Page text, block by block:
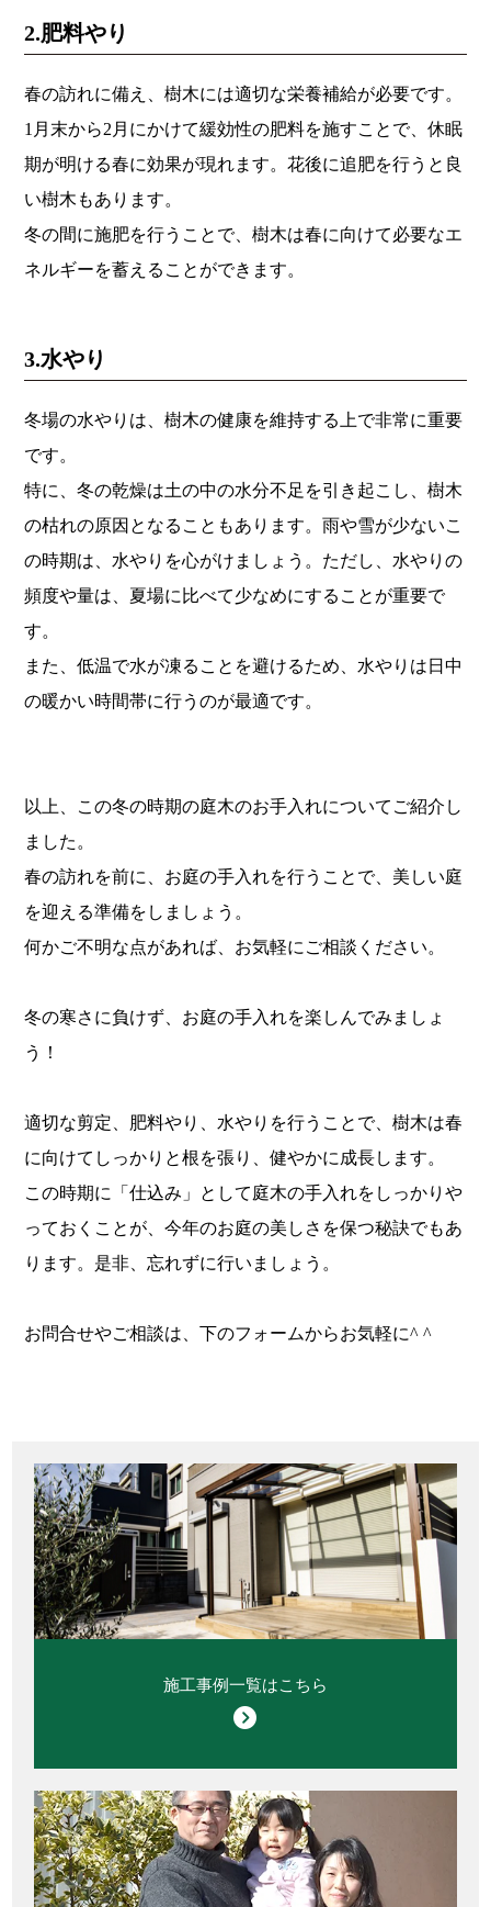
2.肥料やり
春の訪れに備え、樹木には適切な栄養補給が必要です。
1月末から2月にかけて緩効性の肥料を施すことで、休眠
期が明ける春に効果が現れます。花後に追肥を行うと良
い樹木もあります。
冬の間に施肥を行うことで、樹木は春に向けて必要なエ
ネルギーを蓄えることができます。
3.水やり
冬場の水やりは、樹木の健康を維持する上で非常に重要
です。
特に、冬の乾燥は土の中の水分不足を引き起こし、樹木
の枯れの原因となることもあります。雨や雪が少ないこ
の時期は、水やりを心がけましょう。ただし、水やりの
頻度や量は、夏場に比べて少なめにすることが重要で
す。
また、低温で水が凍ることを避けるため、水やりは日中
の暖かい時間帯に行うのが最適です。
以上、この冬の時期の庭木のお手入れについてご紹介し
ました。
春の訪れを前に、お庭の手入れを行うことで、美しい庭
を迎える準備をしましょう。
何かご不明な点があれば、お気軽にご相談ください。
冬の寒さに負けず、お庭の手入れを楽しんでみましょ
う！
適切な剪定、肥料やり、水やりを行うことで、樹木は春
に向けてしっかりと根を張り、健やかに成長します。
この時期に「仕込み」として庭木の手入れをしっかりや
っておくことが、今年のお庭の美しさを保つ秘訣でもあ
ります。是非、忘れずに行いましょう。
お問合せやご相談は、下のフォームからお気軽に^ ^
施工事例一覧はこちら